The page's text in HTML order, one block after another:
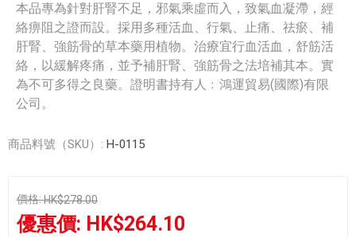
本品專為針對肝腎不足，邪氣乘虛而入，致氣血凝滯，經
絡痹阻之證而設。採用多種活血、行氣、止痛、祛瘀、補
肝腎、強筋骨的草本藥用植物。治療宜行血活血，舒筋活
絡，以緩解疼痛，並予補肝腎、強筋骨之法培補其本。實
為不可多得之良藥。證明書持有人﹕鴻運貿易(國際)有限
公司。
商品料號（SKU）: H-0115
價格:HK$278.00
優惠價: HK$264.10